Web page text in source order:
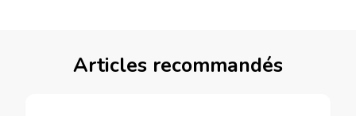
Articles recommandés